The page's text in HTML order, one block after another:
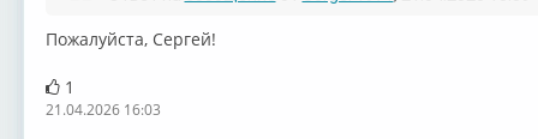
⁣⁣Пожалуйста, Сергей!
1
21.04.2026 16:03